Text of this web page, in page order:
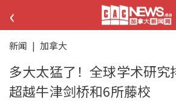
‹
新闻 | 加拿大
多大太猛了！全球学术研究
超越牛津剑桥和6所藤校